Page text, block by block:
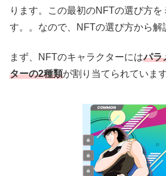
ります。この最初のNFTの選び方を
す。。なので、NFTの選び方から解
まず、NFTのキャラクターにはパラ
ターの2種類が割り当てられています